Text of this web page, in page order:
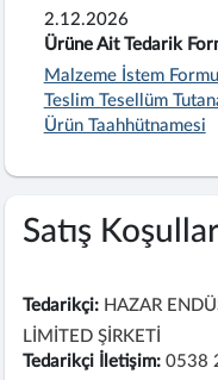
2.12.2026
Ürüne Ait Tedarik
Malzeme İstem Formu
Teslim Tesellüm
Ürün Taahhütnamesi
Satış
Tedarikçi: HAZAR
LİMİTED ŞİRKETİ
Tedarikçi İletişim: 0538